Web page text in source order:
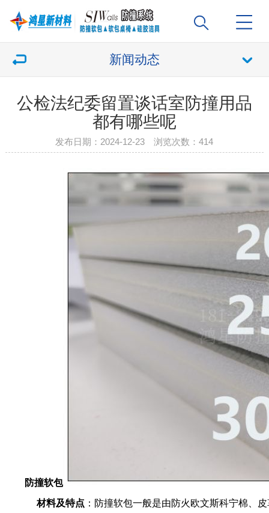
新闻动态
公检法纪委留置谈话室防撞用品
都有哪些呢
发布日期：2024-12-23 浏览次数：414
防撞软包
材料及特点 ：防撞软包一般是由防火欧文斯科宁棉、